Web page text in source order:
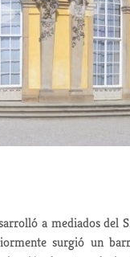
a mediados del
surgió un